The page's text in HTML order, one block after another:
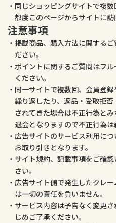
同じショッピングサイトで複
都度このページからサイトに訪
注意事項
掲載商品、購入方法に関する
ださい。
ポイントに関するご質問はフ
ください。
同一サイトで複数回、会員登
繰り返したり、返品・受取拒
されてきた場合は不正行為と
退会となりますので不正行為は
広告サイトのサービス利用に
お取り引きとなります。
サイト規約、記載事項をご確
さい。
広告サイト側で発生したクレ
は一切の責任を負いません。
サービス内容は予告なく変更
じめご了承ください。